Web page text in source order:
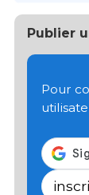
Publier
Pour